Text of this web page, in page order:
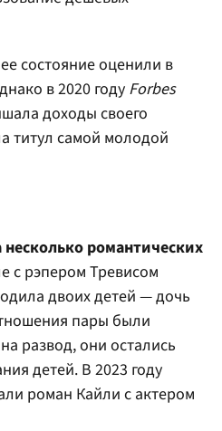
состояние оценили в
в 2020 году Forbes
доходы своего
титул самой молодой
романтических
с рэпером Тревисом
двоих детей — дочь
пары были
развод, они остались
детей. В 2023 году
роман Кайли с актером